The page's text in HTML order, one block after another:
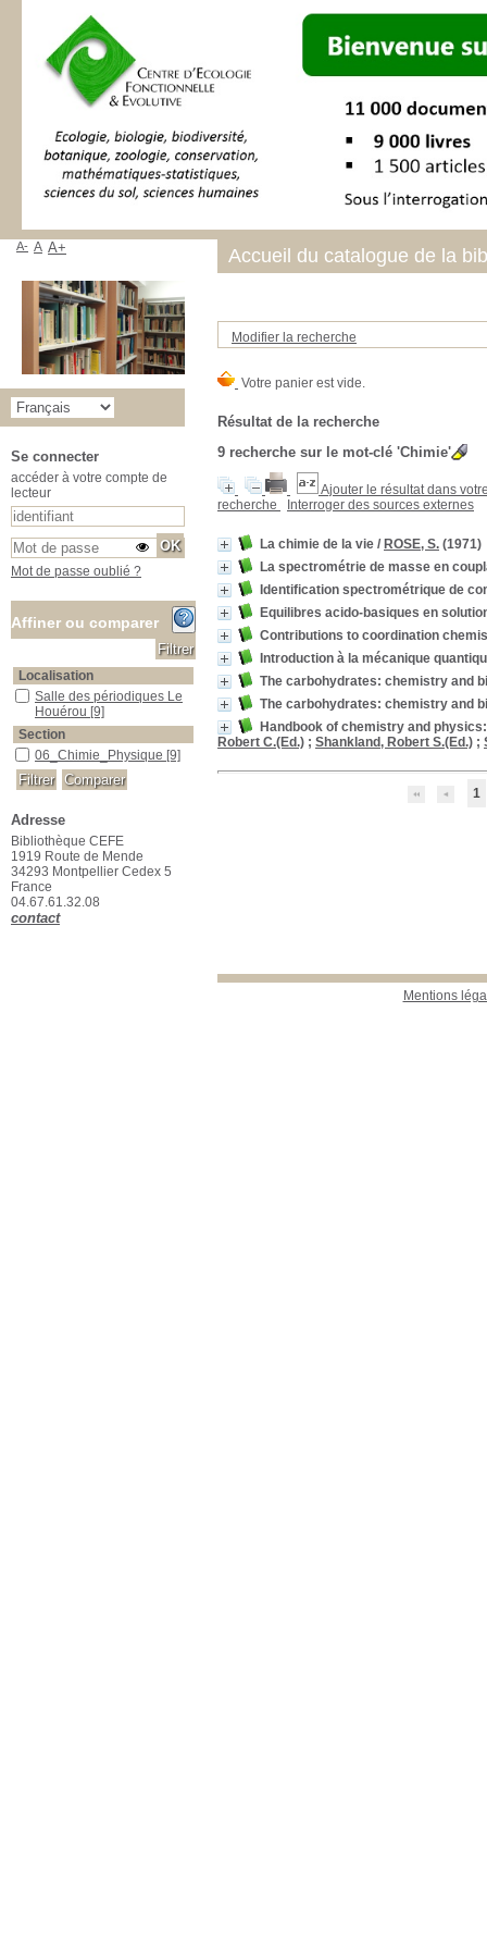
Modifier la recherche
Résultat de la recherche
9 recherche sur le mot-clé 'Chimie'
Ajouter le résultat dans
recherche
Interroger des sources externes
La chimie de la vie / ROSE, S. (1971)
La spectrométrie de masse en
Identification spectrométrique de
Equilibres acido-basiques en
Contributions to coordination
Introduction à la mécanique
The carbohydrates: chemistry and
The carbohydrates: chemistry and
Handbook of chemistry and
Robert C.(Ed.) ; Shankland, Robert S.(Ed.) ;
1
Mentions
Accueil du catalogue de la
A- A A+
Se connecter
accéder à votre compte de
lecteur
Mot de passe oublié ?
Affiner ou comparer
Localisation
Salle des périodiques Le Houérou
Salle des périodiques Le
Houérou [9]
Section
06_Chimie_Physique
06_Chimie_Physique [9]
Adresse
Bibliothèque CEFE
1919 Route de Mende
34293 Montpellier Cedex 5
France
04.67.61.32.08
contact